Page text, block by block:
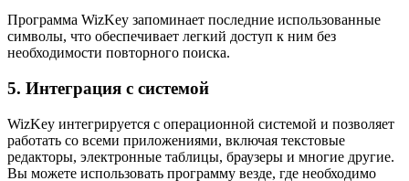
Программа WizKey запоминает последние использованные
символы, что обеспечивает легкий доступ к ним без
необходимости повторного поиска.
5. Интеграция с системой
WizKey интегрируется с операционной системой и позволяет
работать со всеми приложениями, включая текстовые
редакторы, электронные таблицы, браузеры и многие другие.
Вы можете использовать программу везде, где необходимо